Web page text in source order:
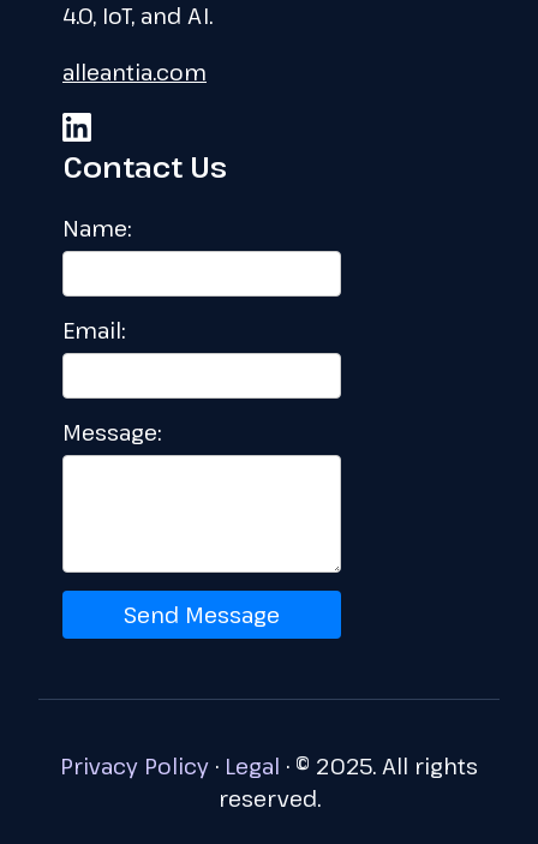
4.0, IoT, and AI.
alleantia.com
Contact Us
Name:
Email:
Message:
Send Message
Privacy Policy · Legal · © 2025. All rights
reserved.